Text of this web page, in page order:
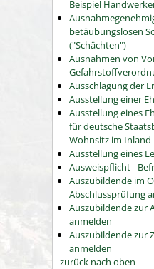
Beispiel
betäubungslosen
("Schächten")
Ausnahmen von
Ausschlagung der
Ausstellung einer
Ausstellung eines
für deutsche
Wohnsitz im Inland
Ausstellung eines
Ausweispflicht -
Auszubildende im
Abschlussprüfung
Auszubildende zur
anmelden
Auszubildende zur
anmelden
zurück nach oben